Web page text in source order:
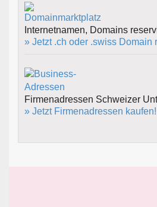
Internetnamen, Domains
» Jetzt .ch oder .swiss Domain
Firmenadressen Schweizer
» Jetzt Firmenadressen kaufen!